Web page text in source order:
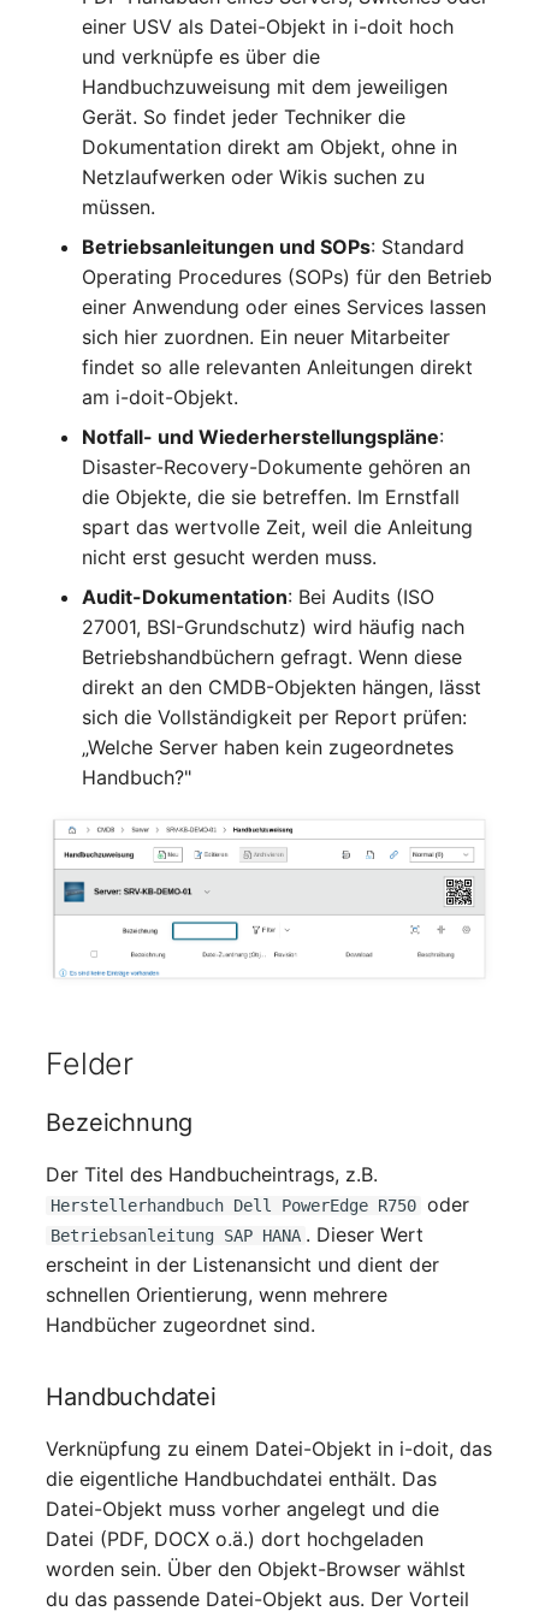
Release Notes 22
Release Notes 1.19
Release Notes 1.18
Release Notes 1.16
Release Notes 1.14
Release Notes 1.13
Release Notes 1.12
Release Notes 1.11
Release Notes 1.10
Release Notes 1.9
Release Notes 1.8
Release Notes 1.7
Changelog 22
Changelog 21
Changelog 20
Changelogs 1.18.x
Changelogs 1.17.x
Changelogs 1.16.x
Changelogs 1.15.x
Changelogs 1.14.x
Changelogs 1.13.x
Changelogs 1.12.x
Changelogs 1.11.x
Changelogs 1.10.x
Changelogs 1.8.x
Changelogs 1.7.x
FC-Switch
Flugzeug
Gebäude
Kabeltrasse
Klimaanlage
Client
Konverter
Kryptokarte
KVM-Switch
Layer-2-Netz
Leerrohr
Leitungsnetz
Lizenzen
Netzbereich
Netzersatzanlage
Notfallplan
Objektgruppe
Organisation
Patchfeld
Personen
IP Address Management
Kabel-Patches und -wege
Komplexe Reports
Prod→Test Datenbank-
Synchronisation
Standort-basierte
Benutzerrechte
Standorte
Switch Stacking
VM provisionieren
(veraltet)
Maintenance
Nagios
OCS Inventory NG
Relocate-CI
Replacement
Rights Documentation
SHD Connect
URL-Router
VIVA2 (IT-
Grundschutz)
Workflow
Report Views
Signal-Slot System
DIY Daten-Import
programmieren
einer USV als Datei-Objekt in i-doit hoch
und verknüpfe es über die
Handbuchzuweisung mit dem jeweiligen
Gerät. So findet jeder Techniker die
Dokumentation direkt am Objekt, ohne in
Netzlaufwerken oder Wikis suchen zu
müssen.
Betriebsanleitungen und SOPs: Standard
Operating Procedures (SOPs) für den Betrieb
einer Anwendung oder eines Services lassen
sich hier zuordnen. Ein neuer Mitarbeiter
findet so alle relevanten Anleitungen direkt
am i-doit-Objekt.
Notfall- und Wiederherstellungspläne:
Disaster-Recovery-Dokumente gehören an
die Objekte, die sie betreffen. Im Ernstfall
spart das wertvolle Zeit, weil die Anleitung
nicht erst gesucht werden muss.
Audit-Dokumentation: Bei Audits (ISO
27001, BSI-Grundschutz) wird häufig nach
Betriebshandbüchern gefragt. Wenn diese
direkt an den CMDB-Objekten hängen, lässt
sich die Vollständigkeit per Report prüfen:
„Welche Server haben kein zugeordnetes
Handbuch?"
Felder
Bezeichnung
Der Titel des Handbucheintrags, z.B.
Herstellerhandbuch Dell PowerEdge R750 oder
Betriebsanleitung SAP HANA . Dieser Wert
erscheint in der Listenansicht und dient der
schnellen Orientierung, wenn mehrere
Handbücher zugeordnet sind.
Handbuchdatei
Verknüpfung zu einem Datei-Objekt in i-doit, das
die eigentliche Handbuchdatei enthält. Das
Datei-Objekt muss vorher angelegt und die
Datei (PDF, DOCX o.ä.) dort hochgeladen
worden sein. Über den Objekt-Browser wählst
du das passende Datei-Objekt aus. Der Vorteil